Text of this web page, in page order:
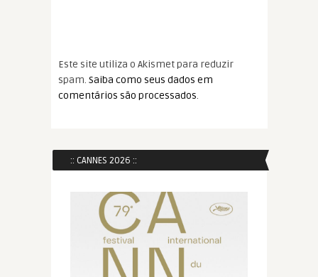
Este site utiliza o Akismet para reduzir
spam. Saiba como seus dados em
comentários são processados.
:: CANNES 2026 ::